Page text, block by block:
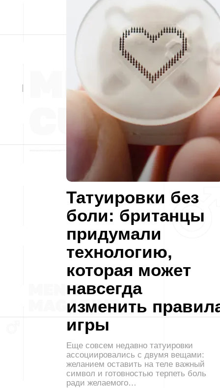
Татуировки без
боли: британцы
придумали
технологию,
которая может
навсегда
изменить
игры
Еще совсем недавно татуировки
ассоциировались с двумя вещами:
желанием оставить на теле важный
символ и готовностью терпеть боль
ради желаемого…